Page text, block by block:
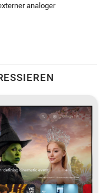
analoger